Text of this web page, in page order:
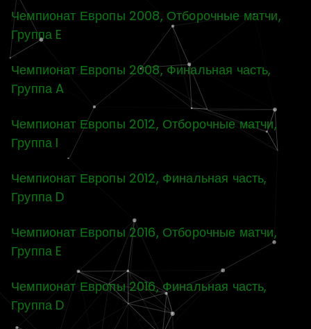
Чемпионат Европы 2008, Отборочные матчи,
Группа E
Чемпионат Европы 2008, Финальная часть,
Группа A
Чемпионат Европы 2012, Отборочные матчи,
Группа I
Чемпионат Европы 2012, Финальная часть,
Группа D
Чемпионат Европы 2016, Отборочные матчи,
Группа E
Чемпионат Европы 2016, Финальная часть,
Группа D